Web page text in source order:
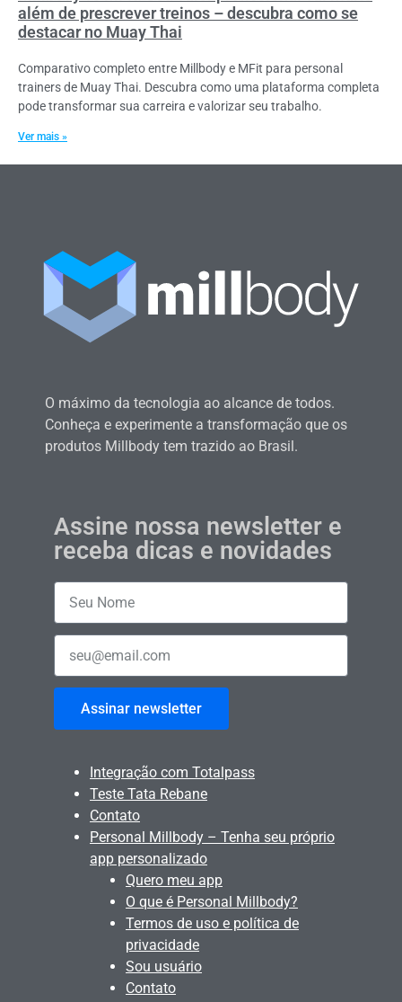
além de prescrever treinos – descubra como se
destacar no Muay Thai
Comparativo completo entre Millbody e MFit para personal
trainers de Muay Thai. Descubra como uma plataforma completa
pode transformar sua carreira e valorizar seu trabalho.
Ver mais »
O máximo da tecnologia ao alcance de todos.
Conheça e experimente a transformação que os
produtos Millbody tem trazido ao Brasil.
Assine nossa newsletter e
receba dicas e novidades
Assinar newsletter
Integração com Totalpass
Teste Tata Rebane
Contato
Personal Millbody – Tenha seu próprio
app personalizado
Quero meu app
O que é Personal Millbody?
Termos de uso e política de
privacidade
Sou usuário
Contato